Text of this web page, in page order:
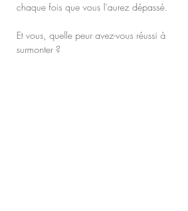
chaque fois que vous l'aurez dépassé.
Et vous, quelle peur avez-vous réussi à
surmonter ?